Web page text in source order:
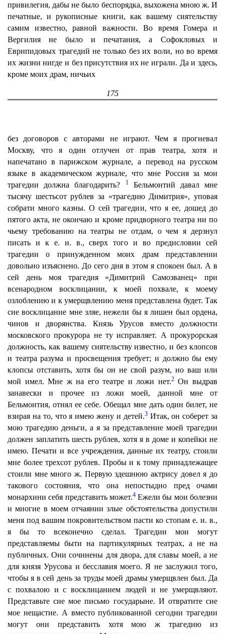
привилегия, дабы не было беспорядка, выхожена мною ж. И
печатные, и рукописные книги, как вашему сиятельству
самим известно, равной важности. Во время Гомера и
Вергилия не было и печатания, а Софокловых и
Еврипидовых трагедий не только без их воли, но во время
их жизни нигде и без присутствия их не играли. Да и здесь,
кроме моих драм, ничьих
175
без договоров с авторами не играют. Чем я прогневал
Москву, что я один отлучен от прав театра, хотя и
напечатано в парижском журнале, а перевод на русском
языке в академическом журнале, что мне Россия за мои
трагедии должна благодарить?
1Бельмонтий давал мне
тысячу шестьсот рублев за «трагедию Димитрия», уповая
собрати много казны. О сей трагедии, что я ее, дошед до
пятого акта, не окончаю и кроме придворного театра ни по
чьему требованию на театры не отдам, о чем я дерзнул
писать и к е. и. в., сверх того и во предисловии сей
трагедии о принужденном моих драм представлении
довольно изъяснено. До сего дня в этом я спокоен был. А в
сей день моя трагедия «Димитрий Самозванец» при
всенародном восклицании, к моей похвале, к моему
озлоблению и к умерщвлению меня представлена будет. Так
сие восклицание мне зляе, нежели бы я лишен был ордена,
чинов и дворянства. Князь Урусов вместо должности
московского прокурора не ту исправляет. А прокурорская
должность, как вашему сиятельству известно, и без клопсов
и театра разума и просвещения требует; и должно бы ему
клопсы отставить, хотя бы он не свой разум, но ваш или
мой имел. Мне ж на его театре и ложи нет.2Он выдрав
занавески и прочее из ложи моей, данной мне от
Бельмонтия, отнял ее себе. Обещал мне дать один билет, не
взирая на то, что я имею жену и детей.3Итак, он соберет за
мою трагедию деньги, а я за представление моей трагедии
должен заплатить шесть рублев, хотя я в доме и копейки не
имею. Печати и все учреждения, данные их театру, стоили
мне более трехсот рублев. Пробы и к тому принадлежащее
стоили мне много ж. Первую здешнюю актрису довел я до
такового состояния, что она непостыдно пред очами
монархини себя представить может.4Ежели бы мои болезни
и многие в моем отчаянии злые обстоятельства допустили
меня под вашим покровительством пасти ко стопам е. и. в.,
я бы то всеконечно сделал. Трагедии мои могут
представляемы быти на партикулярных театрах, а не на
публичных. Они сочинены для двора, для славы моей, а не
для князя Урусова и бесславия моего. Я не заслужил того,
чтобы я в сей день за труды моей драмы умерщвлен был. Да
с похвалою и с восклицанием людей и не умерщвляют.
Представьте сие мое письмо государыне. И отвратите сие
мое нещастие. А вместо публикованной сегодни трагедии
могут они представить хотя мою ж трагедию из